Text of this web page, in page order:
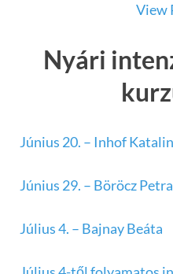
View
Nyári
Június 20. – Inhof Katalin
Június 29. – Böröcz
Július 4. – Bajnay Beáta